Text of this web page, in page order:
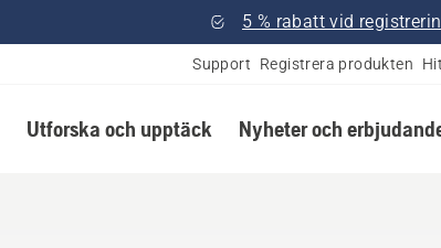
5 % rabatt vid
Support Registrera produkten
Utforska och upptäck Nyheter och